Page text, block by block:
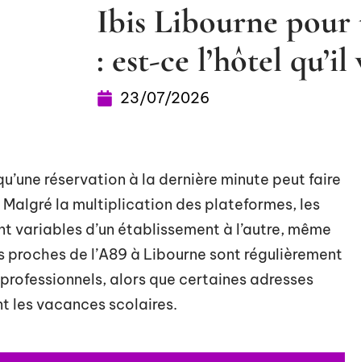
Ibis Libourne pour
: est-ce l’hôtel
23/07/2026
réservation à la dernière minute peut faire
Malgré la multiplication des plateformes, les
d’un établissement à l’autre, même
proches de l’A89 à Libourne sont régulièrement
alors que certaines adresses
les vacances scolaires.